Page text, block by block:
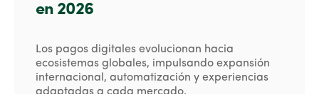
en 2026
Los pagos digitales evolucionan hacia
ecosistemas globales, impulsando expansión
internacional, automatización y experiencias